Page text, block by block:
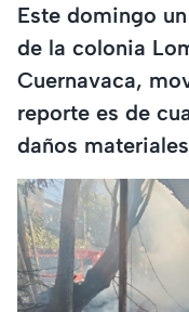
Este domingo
de la colonia
Cuernavaca,
reporte es de
daños